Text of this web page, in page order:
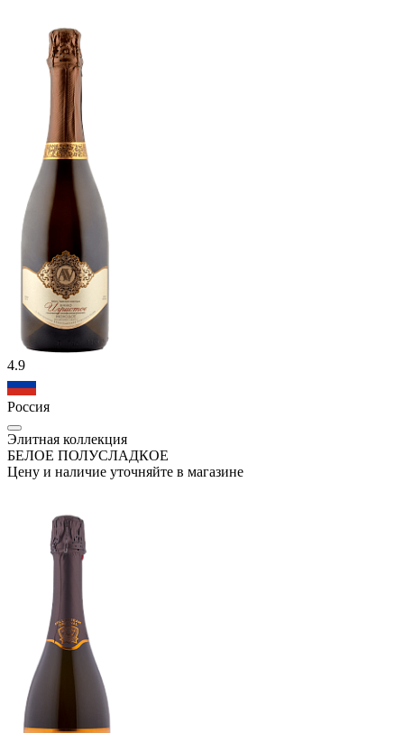
4.9
Россия
Элитная коллекция
БЕЛОЕ ПОЛУСЛАДКОЕ
Цену и наличие уточняйте в магазине